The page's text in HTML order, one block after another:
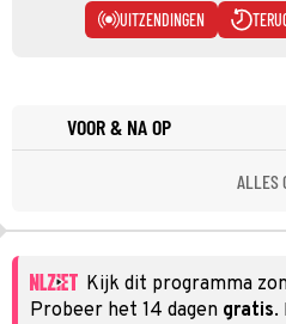
UITZENDINGEN
VOOR & NA OP
ALLES
Kijk dit programma
Probeer het 14 dagen gratis.